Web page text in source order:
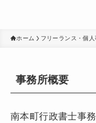
ホーム フリーランス・個
事務所概要
南本町行政書士事